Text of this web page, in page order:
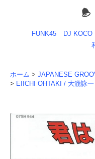
FUNK45 DJ KOCO
ホーム > JAPANESE
> EIICHI OHTAKI / 大瀧詠